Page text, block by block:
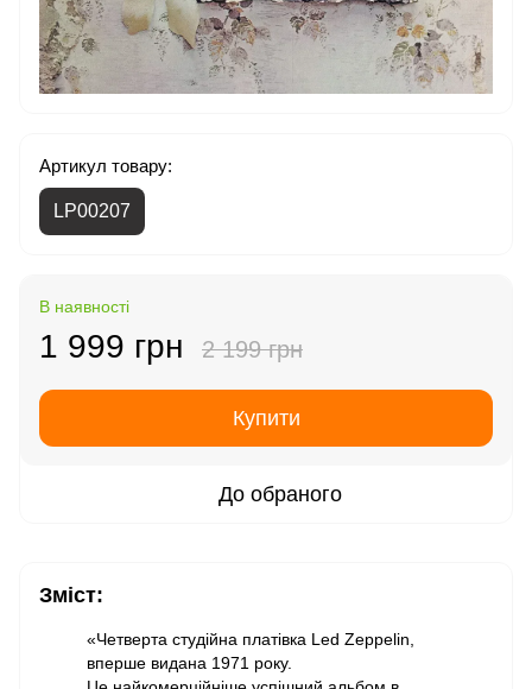
Артикул товару:
LP00207
В наявності
1 999 грн 2 199 грн
Купити
До обраного
Зміст:
«Четверта студійна платівка Led Zeppelin,
вперше видана 1971 року.